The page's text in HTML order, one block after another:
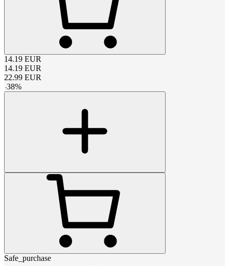
14.19 EUR
14.19 EUR
22.99 EUR
-38%
Safe_purchase